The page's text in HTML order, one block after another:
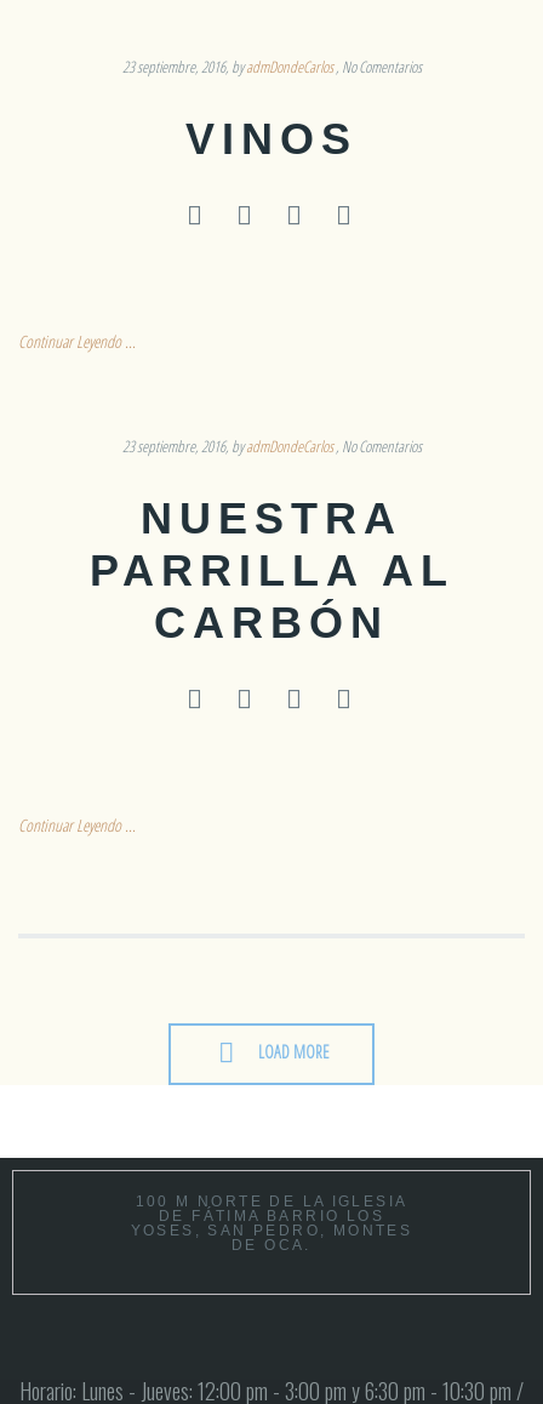
23 septiembre, 2016 byadmDondeCarlos No Comentarios
VINOS
Continuar Leyendo ...
23 septiembre, 2016 byadmDondeCarlos No Comentarios
NUESTRA
PARRILLA AL
CARBÓN
Continuar Leyendo ...
LOAD MORE
100 M NORTE DE LA IGLESIA
DE FÁTIMA BARRIO LOS
YOSES, SAN PEDRO, MONTES
DE OCA.
Horario: Lunes - Jueves: 12:00 pm - 3:00 pm y 6:30 pm - 10:30 pm /